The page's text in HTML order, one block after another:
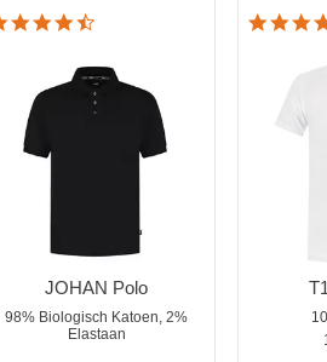
JOHAN Polo
98% Biologisch Katoen, 2%
Elastaan